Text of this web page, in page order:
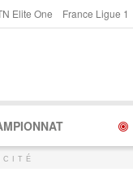
Elite One France Ligue 1